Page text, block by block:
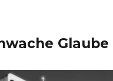
Glaube